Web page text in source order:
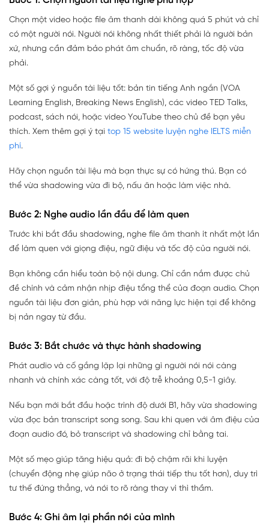
Chọn một video hoặc file âm thanh dài không quá 5 phút và chỉ
có một người nói. Người nói không nhất thiết phải là người bản
xứ, nhưng cần đảm bảo phát âm chuẩn, rõ ràng, tốc độ vừa
phải.
Một số gợi ý nguồn tài liệu tốt: bản tin tiếng Anh ngắn (VOA
Learning English, Breaking News English), các video TED Talks,
podcast, sách nói, hoặc video YouTube theo chủ đề bạn yêu
thích. Xem thêm gợi ý tại top 15 website luyện nghe IELTS miễn
phí.
Hãy chọn nguồn tài liệu mà bạn thực sự có hứng thú. Bạn có
thể vừa shadowing vừa đi bộ, nấu ăn hoặc làm việc nhà.
Bước 2: Nghe audio lần đầu để làm quen
Trước khi bắt đầu shadowing, nghe file âm thanh ít nhất một lần
để làm quen với giọng điệu, ngữ điệu và tốc độ của người nói.
Bạn không cần hiểu toàn bộ nội dung. Chỉ cần nắm được chủ
đề chính và cảm nhận nhịp điệu tổng thể của đoạn audio. Chọn
nguồn tài liệu đơn giản, phù hợp với năng lực hiện tại để không
bị nản ngay từ đầu.
Bước 3: Bắt chước và thực hành shadowing
Phát audio và cố gắng lặp lại những gì người nói nói càng
nhanh và chính xác càng tốt, với độ trễ khoảng 0,5-1 giây.
Nếu bạn mới bắt đầu hoặc trình độ dưới B1, hãy vừa shadowing
vừa đọc bản transcript song song. Sau khi quen với âm điệu của
đoạn audio đó, bỏ transcript và shadowing chỉ bằng tai.
Một số mẹo giúp tăng hiệu quả: đi bộ chậm rãi khi luyện
(chuyển động nhẹ giúp não ở trạng thái tiếp thu tốt hơn), duy trì
tư thế đứng thẳng, và nói to rõ ràng thay vì thì thầm.
Bước 4: Ghi âm lại phần nói của mình